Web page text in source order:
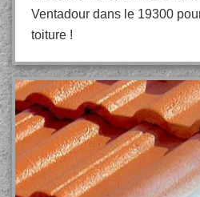
Ventadour dans le 19300
toiture !